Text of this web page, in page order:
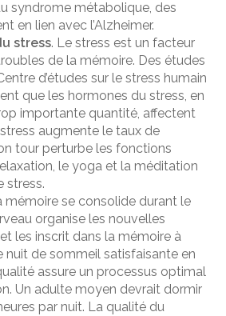
syndrome métabolique, des
en lien avec l’Alzheimer.
stress. Le stress est un facteur
de la mémoire. Des études
d’études sur le stress humain
que les hormones du stress, en
importante quantité, affectent
augmente le taux de
tour perturbe les fonctions
le yoga et la méditation
stress.
mémoire se consolide durant le
organise les nouvelles
les inscrit dans la mémoire à
nuit de sommeil satisfaisante en
assure un processus optimal
Un adulte moyen devrait dormir
par nuit. La qualité du